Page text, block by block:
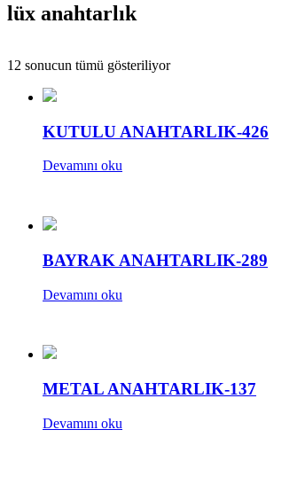
lüx anahtarlık
12 sonucun tümü gösteriliyorPopülerliğe
KUTULU ANAHTARLIK-426
Devamını oku
BAYRAK ANAHTARLIK-289
Devamını oku
METAL ANAHTARLIK-137
Devamını oku